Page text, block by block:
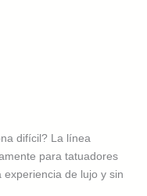
difícil? La línea
para tatuadores
de lujo y sin